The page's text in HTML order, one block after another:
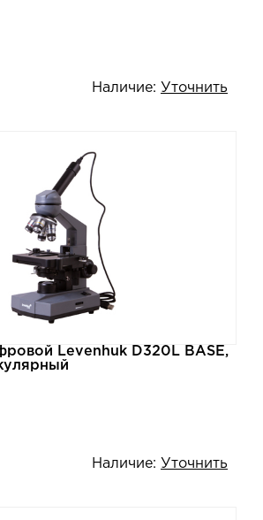
Наличие: Уточнить
Levenhuk D320L BASE,
Наличие: Уточнить